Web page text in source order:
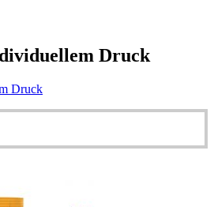
Druck
Druck